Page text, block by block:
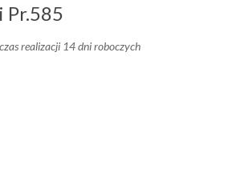
Pr.585
realizacji 14 dni roboczych